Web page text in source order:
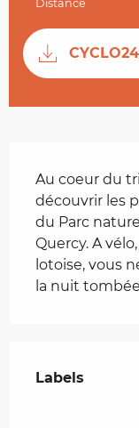
Distance
Au coeur du
découvrir les
du Parc
Quercy. A
lotoise, vous
la nuit
Labels
Labels